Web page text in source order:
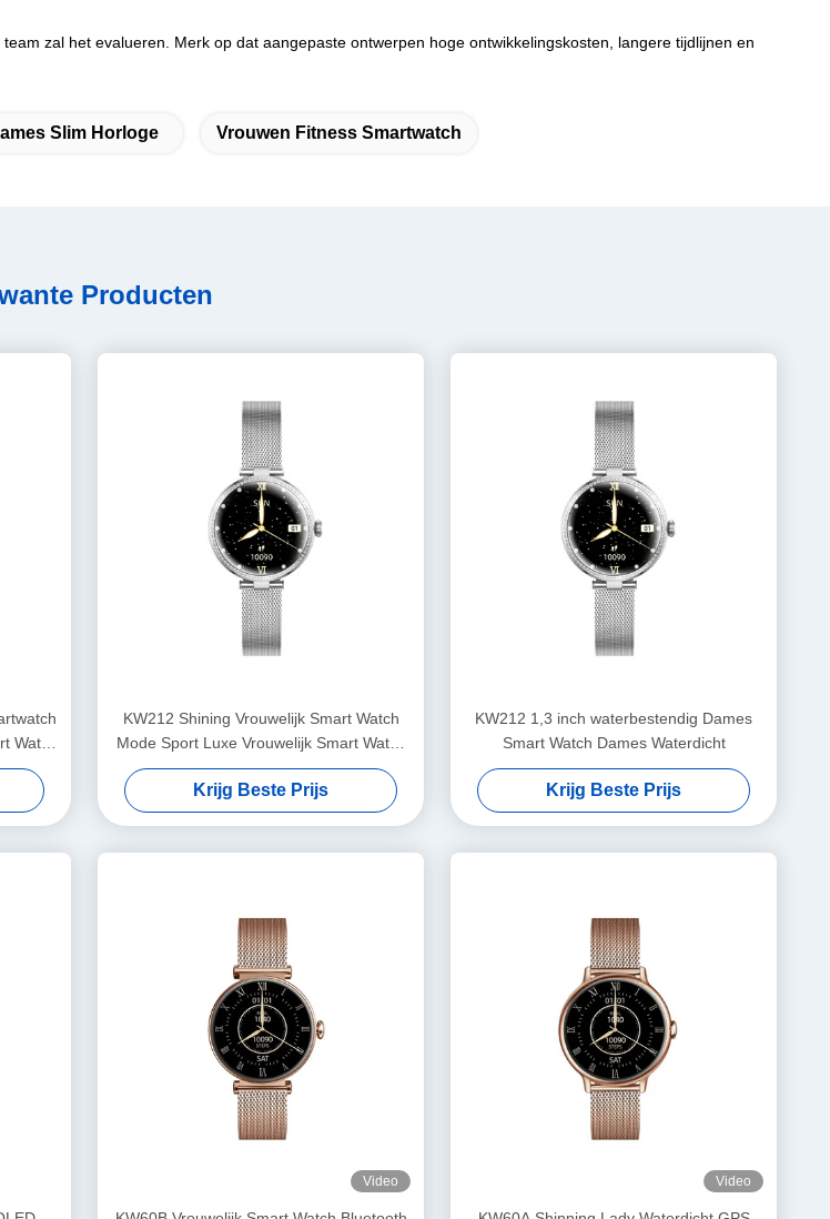
zal het evalueren. Merk op dat aangepaste ontwerpen hoge ontwikkelingskosten, langere tijdlijnen en
Slim Horloge Vrouwen Fitness Smartwatch
Producten
Watch
KW212 Shining Vrouwelijk Smart Watch
Mode Sport Luxe Vrouwelijk Smart Watch
Waterdicht
Krijg Beste Prijs
KW212 1,3 inch waterbestendig Dames
Smart Watch Dames Waterdicht
Krijg Beste Prijs
Video Video